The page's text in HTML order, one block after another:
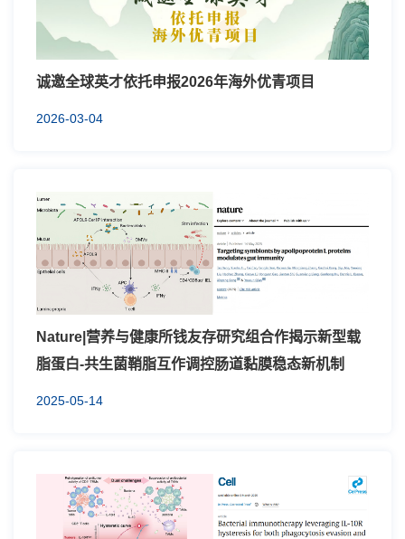
诚邀全球英才依托申报2026年海外优青项目
2026-03-04
Nature|营养与健康所钱友存研究组合作揭示新型载
脂蛋白-共生菌鞘脂互作调控肠道黏膜稳态新机制
2025-05-14